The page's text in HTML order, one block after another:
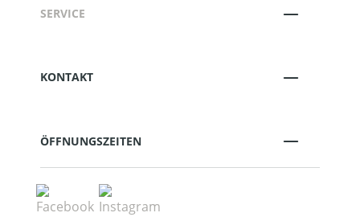
SERVICE
KONTAKT
ÖFFNUNGSZEITEN